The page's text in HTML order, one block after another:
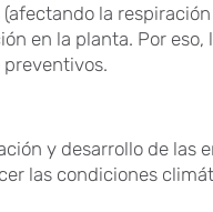
la
en la planta. Por
y desarrollo de
las condiciones